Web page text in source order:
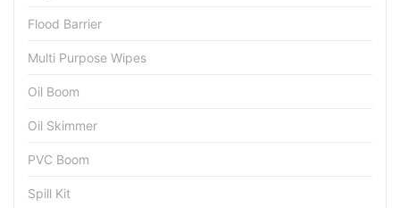
Flood Barrier
Multi Purpose Wipes
Oil Boom
Oil Skimmer
PVC Boom
Spill Kit